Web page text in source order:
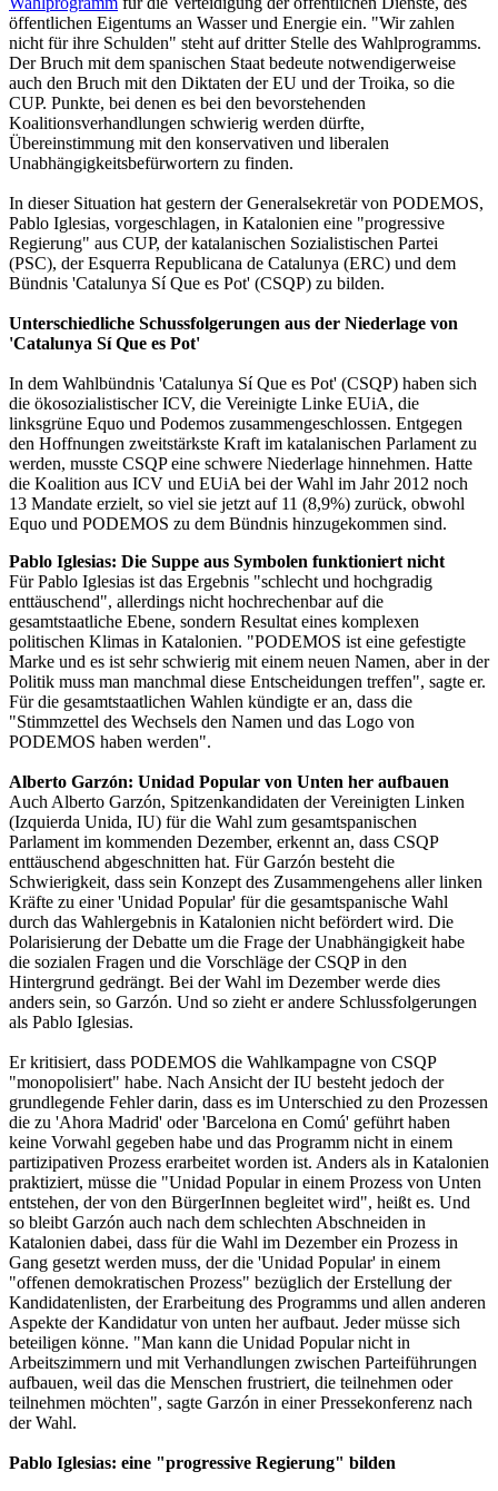
öffentlichen Eigentums an Wasser und Energie ein. "Wir zahlen
nicht für ihre Schulden" steht auf dritter Stelle des Wahlprogramms.
Der Bruch mit dem spanischen Staat bedeute notwendigerweise
auch den Bruch mit den Diktaten der EU und der Troika, so die
CUP. Punkte, bei denen es bei den bevorstehenden
Koalitionsverhandlungen schwierig werden dürfte,
Übereinstimmung mit den konservativen und liberalen
Unabhängigkeitsbefürwortern zu finden.
In dieser Situation hat gestern der Generalsekretär von PODEMOS,
Pablo Iglesias, vorgeschlagen, in Katalonien eine "progressive
Regierung" aus CUP, der katalanischen Sozialistischen Partei
(PSC), der Esquerra Republicana de Catalunya (ERC) und dem
Bündnis 'Catalunya Sí Que es Pot' (CSQP) zu bilden.
Unterschiedliche Schussfolgerungen aus der Niederlage von
'Catalunya Sí Que es Pot'
In dem Wahlbündnis 'Catalunya Sí Que es Pot' (CSQP) haben sich
die ökosozialistischer ICV, die Vereinigte Linke EUiA, die
linksgrüne Equo und Podemos zusammengeschlossen. Entgegen
den Hoffnungen zweitstärkste Kraft im katalanischen Parlament zu
werden, musste CSQP eine schwere Niederlage hinnehmen. Hatte
die Koalition aus ICV und EUiA bei der Wahl im Jahr 2012 noch
13 Mandate erzielt, so viel sie jetzt auf 11 (8,9%) zurück, obwohl
Equo und PODEMOS zu dem Bündnis hinzugekommen sind.
Pablo Iglesias: Die Suppe aus Symbolen funktioniert nicht
Für Pablo Iglesias ist das Ergebnis "schlecht und hochgradig
enttäuschend", allerdings nicht hochrechenbar auf die
gesamtstaatliche Ebene, sondern Resultat eines komplexen
politischen Klimas in Katalonien. "PODEMOS ist eine gefestigte
Marke und es ist sehr schwierig mit einem neuen Namen, aber in der
Politik muss man manchmal diese Entscheidungen treffen", sagte er.
Für die gesamtstaatlichen Wahlen kündigte er an, dass die
"Stimmzettel des Wechsels den Namen und das Logo von
PODEMOS haben werden".
Alberto Garzón: Unidad Popular von Unten her aufbauen
Auch Alberto Garzón, Spitzenkandidaten der Vereinigten Linken
(Izquierda Unida, IU) für die Wahl zum gesamtspanischen
Parlament im kommenden Dezember, erkennt an, dass CSQP
enttäuschend abgeschnitten hat. Für Garzón besteht die
Schwierigkeit, dass sein Konzept des Zusammengehens aller linken
Kräfte zu einer 'Unidad Popular' für die gesamtspanische Wahl
durch das Wahlergebnis in Katalonien nicht befördert wird. Die
Polarisierung der Debatte um die Frage der Unabhängigkeit habe
die sozialen Fragen und die Vorschläge der CSQP in den
Hintergrund gedrängt. Bei der Wahl im Dezember werde dies
anders sein, so Garzón. Und so zieht er andere Schlussfolgerungen
als Pablo Iglesias.
Er kritisiert, dass PODEMOS die Wahlkampagne von CSQP
"monopolisiert" habe. Nach Ansicht der IU besteht jedoch der
grundlegende Fehler darin, dass es im Unterschied zu den Prozessen
die zu 'Ahora Madrid' oder 'Barcelona en Comú' geführt haben
keine Vorwahl gegeben habe und das Programm nicht in einem
partizipativen Prozess erarbeitet worden ist. Anders als in Katalonien
praktiziert, müsse die "Unidad Popular in einem Prozess von Unten
entstehen, der von den BürgerInnen begleitet wird", heißt es. Und
so bleibt Garzón auch nach dem schlechten Abschneiden in
Katalonien dabei, dass für die Wahl im Dezember ein Prozess in
Gang gesetzt werden muss, der die 'Unidad Popular' in einem
"offenen demokratischen Prozess" bezüglich der Erstellung der
Kandidatenlisten, der Erarbeitung des Programms und allen anderen
Aspekte der Kandidatur von unten her aufbaut. Jeder müsse sich
beteiligen könne. "Man kann die Unidad Popular nicht in
Arbeitszimmern und mit Verhandlungen zwischen Parteiführungen
aufbauen, weil das die Menschen frustriert, die teilnehmen oder
teilnehmen möchten", sagte Garzón in einer Pressekonferenz nach
der Wahl.
Pablo Iglesias: eine "progressive Regierung" bilden